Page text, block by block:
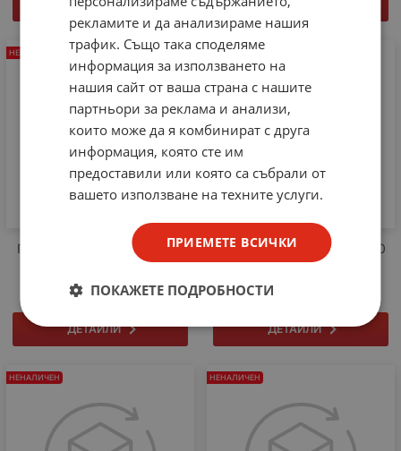
ДЕТАЙЛИ ДЕТАЙЛИ
Плъзгащ ключ ON-OFF-ON
ДЕТАЙЛИ
НЕНАЛИЧЕН
3M Изолирбанд Scotch 700
0.18mmX19mmX20m
ДЕТАЙЛИ
НЕНАЛИЧЕН
НЕНАЛИЧЕН НЕНАЛИЧЕН
рекламите и да анализираме нашия
трафик. Също така споделяме
информация за използването на
нашия сайт от ваша страна с нашите
партньори за реклама и анализи,
които може да я комбинират с друга
информация, която сте им
предоставили или която са събрали от
вашето използване на техните услуги.
ПРИЕМЕТЕ ВСИЧКИ
ПОКАЖЕТЕ ПОДРОБНОСТИ